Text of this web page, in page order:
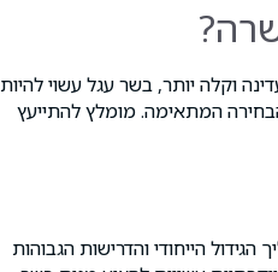
וקלה יותר, בשר עגל עשוי להיות
המתאימה. מומלץ להתייעץ
הייחודי והדרישות הגבוהות